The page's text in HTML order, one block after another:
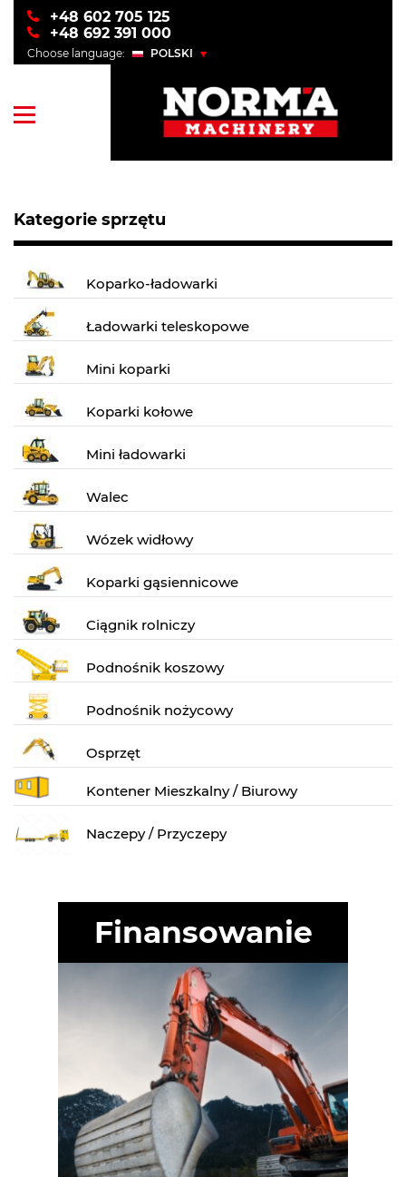
+48 602 705 125
+48 692 391 000
Choose language:
POLSKI
Kategorie sprzętu
Koparko-ładowarki
Ładowarki teleskopowe
Mini koparki
Koparki kołowe
Mini ładowarki
Walec
Wózek widłowy
Koparki gąsiennicowe
Ciągnik rolniczy
Podnośnik koszowy
Podnośnik nożycowy
Osprzęt
Kontener Mieszkalny / Biurowy
Naczepy / Przyczepy
Finansowanie